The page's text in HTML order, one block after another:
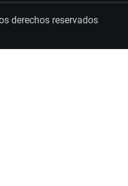
derechos reservados